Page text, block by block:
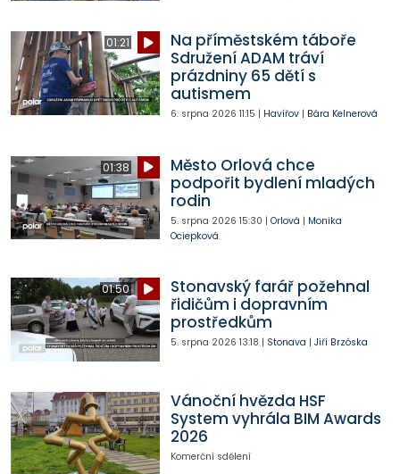
01:21
Na příměstském táboře
Sdružení ADAM tráví
prázdniny 65 dětí s
autismem
6. srpna 2026 11:15 | Havířov| Bára Kelnerová
01:38
Město Orlová chce
podpořit bydlení mladých
rodin
5. srpna 2026 15:30 | Orlová | Monika
Ociepková
01:50
Stonavský farář požehnal
řidičům i dopravním
prostředkům
5. srpna 2026 13:18 | Stonava | Jiří Brzóska
Vánoční hvězda HSF
System vyhrála BIM Awards
2026
Komerční sdělení